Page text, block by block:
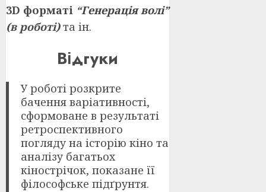
3D форматі “Генерація волі”
(в роботі)та ін.
Відгуки
У роботі розкрите
бачення варіативності,
сформоване в результаті
ретроспективного
погляду на історію кіно та
аналізу багатьох
кінострічок, показане її
філософське підґрунтя.